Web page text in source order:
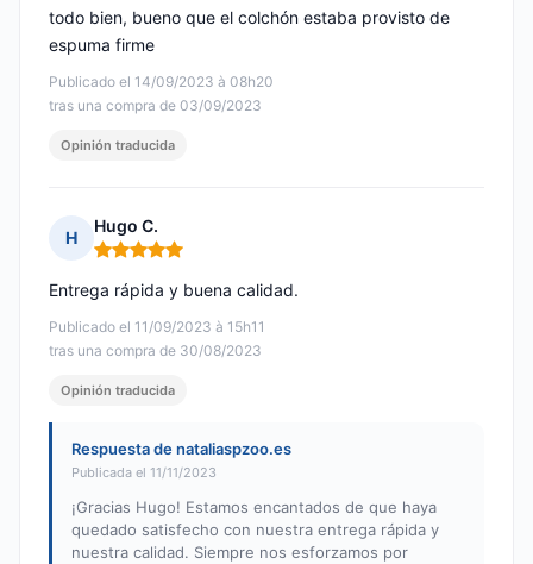
Publicado el 14/09/2023 à 08h20
tras una compra de 03/09/2023
todo bien, bueno que el colchón estaba provisto de
espuma firme
Opinión traducida
H
Hugo C.
Nota: 5 de 5
Publicado el 11/09/2023 à 15h11
tras una compra de 30/08/2023
Entrega rápida y buena calidad.
Opinión traducida
Respuesta de nataliaspzoo.es
Publicada el 11/11/2023
¡Gracias Hugo! Estamos encantados de que haya
quedado satisfecho con nuestra entrega rápida y
nuestra calidad. Siempre nos esforzamos por